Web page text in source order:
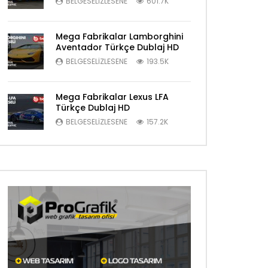
Mega Fabrikalar Lamborghini
Aventador Türkçe Dublaj HD
BELGESELIZLESENE 193.5K
Mega Fabrikalar Lexus LFA
Türkçe Dublaj HD
BELGESELIZLESENE 157.2K